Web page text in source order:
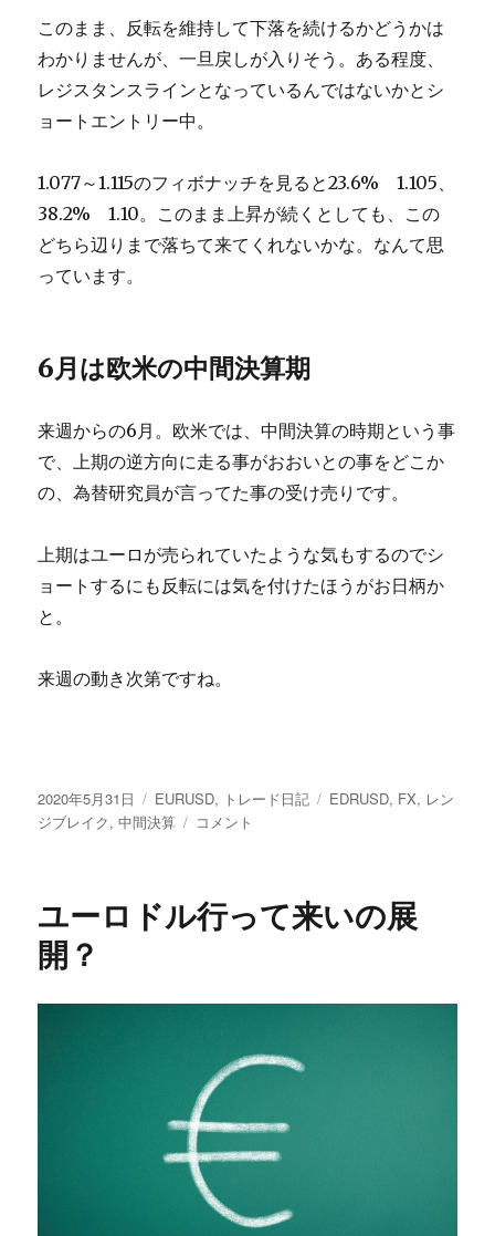
このまま、反転を維持して下落を続けるかどうかは
わかりませんが、一旦戻しが入りそう。ある程度、
レジスタンスラインとなっているんではないかとシ
ョートエントリー中。
1.077～1.115のフィボナッチを見ると23.6% 1.105、
38.2% 1.10。このまま上昇が続くとしても、この
どちら辺りまで落ちて来てくれないかな。なんて思
っています。
6月は欧米の中間決算期
来週からの6月。欧米では、中間決算の時期という事
で、上期の逆方向に走る事がおおいとの事をどこか
の、為替研究員が言ってた事の受け売りです。
上期はユーロが売られていたような気もするのでシ
ョートするにも反転には気を付けたほうがお日柄か
と。
来週の動き次第ですね。
投
稿
2020年5月31日
カ
テ
EURUSD, トレード日記
タ
EDRUSD, FX, レン
ジブレイク,中間決算
【FX
ド
日
レ
ブ
レ
イ
ク？
に
コメント
ユーロドル行って来いの展
開？